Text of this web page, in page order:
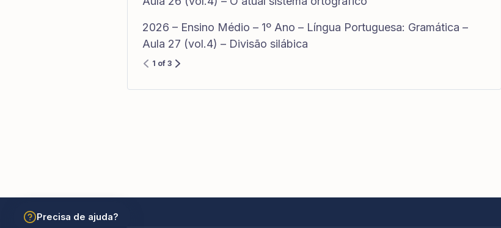
2026 – Ensino Médio – 1º Ano – Língua Portuguesa: Gramática –
Aula 27 (vol.4) – Divisão silábica
1 of 3
Precisa de ajuda?